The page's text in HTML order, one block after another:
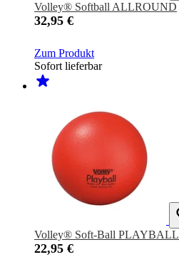
Volley® Softball ALLROUND
32,95 €
Zum Produkt
Sofort lieferbar
Volley® Soft-Ball PLAYBALL
22,95 €